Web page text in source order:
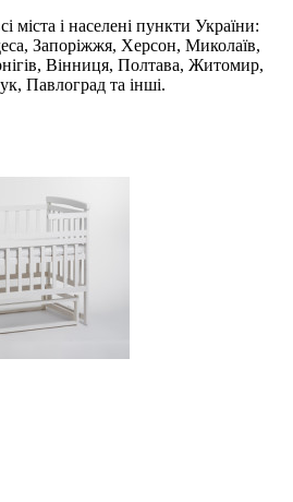
міста і населені пункти України:
Запоріжжя, Херсон, Миколаїв,
Вінниця, Полтава, Житомир,
Павлоград та інші.